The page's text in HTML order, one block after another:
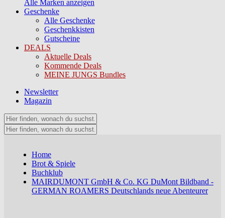
Alle Marken anzeigen
Geschenke
Alle Geschenke
Geschenkkisten
Gutscheine
DEALS
Aktuelle Deals
Kommende Deals
MEINE JUNGS Bundles
Newsletter
Magazin
Home
Brot & Spiele
Buchklub
MAIRDUMONT GmbH & Co. KG DuMont Bildband -
GERMAN ROAMERS Deutschlands neue Abenteurer